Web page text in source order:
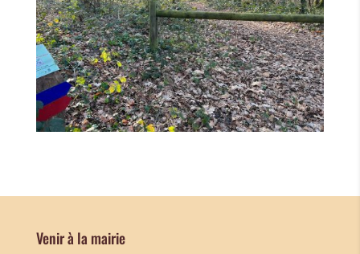
Venir à la mairie